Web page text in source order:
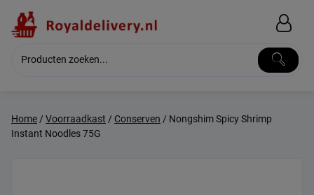
content
Home/ Voorraadkast / Conserven / Nongshim Spicy Shrimp
Instant Noodles 75G